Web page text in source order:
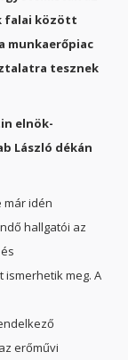
falai között
munkaerőpiac
tesznek
elnök-
László dékán
már idén
hallgatói az
meg. A
erőművi